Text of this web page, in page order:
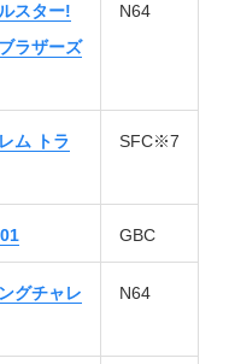
スター!
ラザーズ
N64
ム トラ
SFC※7
GBC
グチャレ
N64